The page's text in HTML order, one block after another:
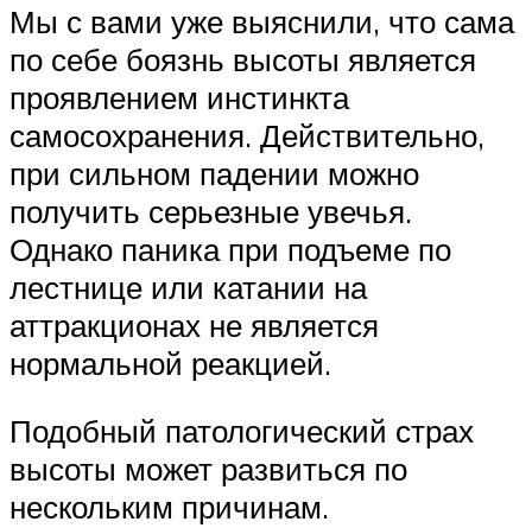
Мы с вами уже выяснили, что сама
по себе боязнь высоты является
проявлением инстинкта
самосохранения. Действительно,
при сильном падении можно
получить серьезные увечья.
Однако паника при подъеме по
лестнице или катании на
аттракционах не является
нормальной реакцией.
Подобный патологический страх
высоты может развиться по
нескольким причинам.